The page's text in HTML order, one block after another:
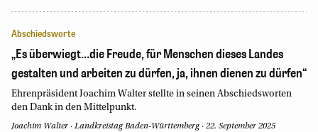
Abschiedsworte
„Es überwiegt…die Freude, für Menschen dieses Landes
gestalten und arbeiten zu dürfen, ja, ihnen dienen zu dürfen“
Ehrenpräsident Joachim Walter stellte in seinen Abschiedsworten
den Dank in den Mittelpunkt.
Joachim Walter · Landkreistag Baden-Württemberg · 22. September 2025